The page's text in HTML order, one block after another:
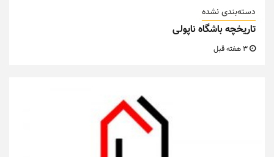
دسته‌بندی نشده
تاریخچه باشگاه ناپولی